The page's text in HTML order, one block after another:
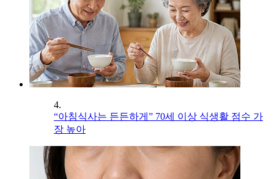
4.
“아침식사는 든든하게” 70세 이상 식생활 점수 가
장 높아